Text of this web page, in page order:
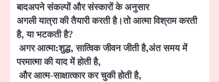
बादअपने संकल्पों और संस्कारों के अनुसार
अगली यात्रा की तैयारी करती है।तो आत्मा विश्राम करती
है,या भटकती है?
अगर आत्मा:शुद्ध,सात्विक जीवन जीती है,अंत समय में
परमात्मा की याद में होती है,
और आत्म-साक्षात्कार कर चुकी होती है,